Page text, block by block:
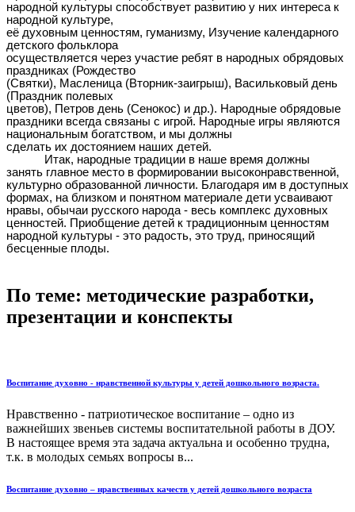
народной культуры способствует развитию у них интереса к
народной культуре,
её духовным ценностям, гуманизму, Изучение календарного
детского фольклора
осуществляется через участие ребят в народных обрядовых
праздниках (Рождество
(Святки), Масленица (Вторник-заигрыш), Васильковый день
(Праздник полевых
цветов), Петров день (Сенокос) и др.). Народные обрядовые
праздники всегда связаны с игрой. Народные игры являются
национальным богатством, и мы должны
сделать их достоянием наших детей.
Итак, народные традиции в наше время должны
занять главное место в формировании высоконравственной,
культурно образованной личности. Благодаря им в доступных
формах, на близком и понятном материале дети усваивают
нравы, обычаи русского народа - весь комплекс духовных
ценностей. Приобщение детей к традиционным ценностям
народной культуры - это радость, это труд, приносящий
бесценные плоды.
По теме: методические разработки,
презентации и конспекты
Воспитание духовно - нравственной культуры у детей дошкольного возраста.
Нравственно - патриотическое воспитание – одно из
важнейших звеньев системы воспитательной работы в ДОУ.
В настоящее время эта задача актуальна и особенно трудна,
т.к. в молодых семьях вопросы в...
Воспитание духовно – нравственных качеств у детей дошкольного возраста